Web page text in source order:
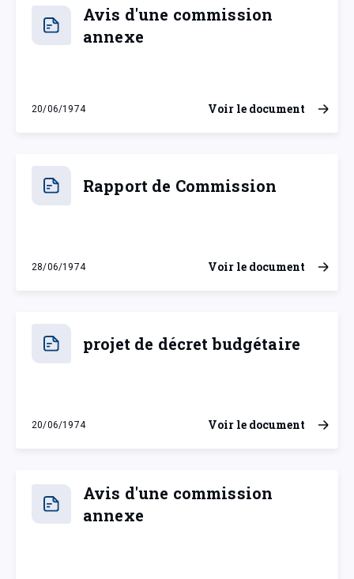
Avis d'une commission
annexe
20/06/1974
jeudi 20 juin 1974
Voir le document
Rapport de Commission
28/06/1974
vendredi 28 juin 1974
Voir le document
projet de décret budgétaire
20/06/1974
jeudi 20 juin 1974
Voir le document
Avis d'une commission
annexe